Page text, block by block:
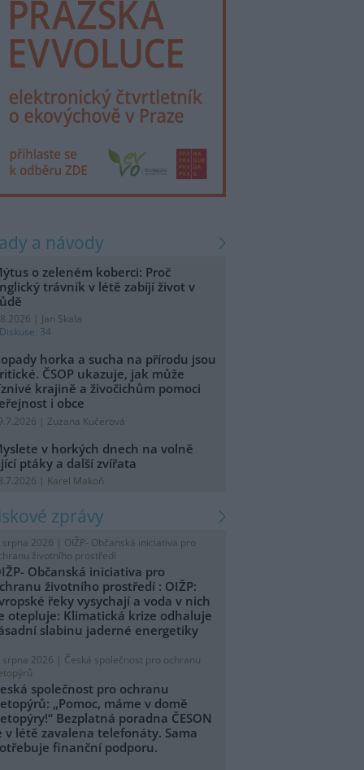
a návody
o zeleném koberci: Proč
trávník v létě zabíjí život v
| Jan Skala
Diskuse: 34
horka a sucha na přírodu jsou
ČSOP ukazuje, jak může
krajině a živočichům pomoci
i obce
| Zuzana Kučerová
v horkých dnech na volně
ptáky a další zvířata
| Karel Makoň
zprávy
srpna 2026 | OIŽP- Občanská iniciativa pro
životního prostředí
Občanská iniciativa pro
životního prostředí : OIŽP:
řeky vysychají a voda v nich
otepluje: Klimatická krize odhaluje
slabinu jaderné energetiky
srpna 2026 | Česká společnost pro ochranu
společnost pro ochranu
„Pomoc, máme v domě
Bezplatná poradna ČESON
v létě zavalena telefonáty. Sama
finanční podporu.